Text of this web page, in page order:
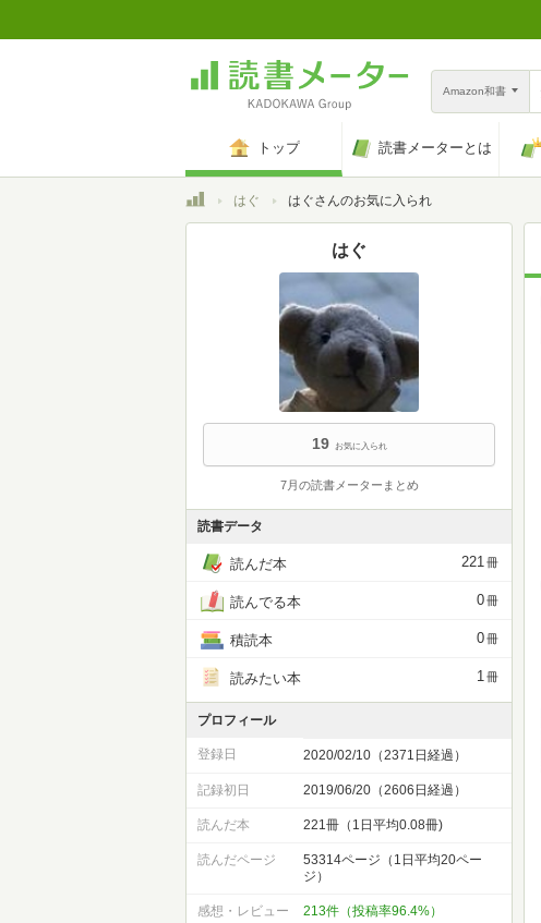
Amazon和書
トップ 読書メーターとは
トップはぐ はぐさんのお気に入られ
はぐ
19 お気に入られ
7月の読書メーターまとめ
読書データ
読んだ本 221冊
読んでる本 0冊
積読本 0冊
読みたい本 1冊
プロフィール
登録日 2020/02/10（2371日経過）
記録初日 2019/06/20（2606日経過）
読んだ本 221冊（1日平均0.08冊)
読んだページ
53314ページ（1日平均20ペー
ジ）
感想・レビュー 213件（投稿率96.4%）